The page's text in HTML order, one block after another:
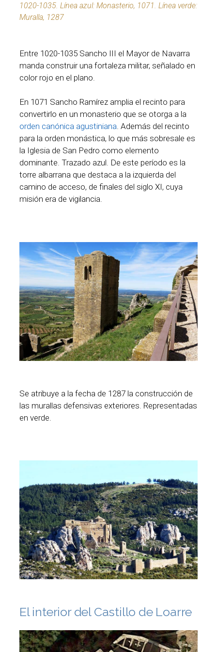
1020-1035. Línea azul: Monasterio, 1071. Línea verde:
Muralla, 1287
Entre 1020-1035 Sancho III el Mayor de Navarra
manda construir una fortaleza militar, señalado en
color rojo en el plano.
En 1071 Sancho Ramírez amplia el recinto para
convertirlo en un monasterio que se otorga a la
orden canónica agustiniana. Además del recinto
para la orden monástica, lo que más sobresale es
la Iglesia de San Pedro como elemento
dominante. Trazado azul. De este período es la
torre albarrana que destaca a la izquierda del
camino de acceso, de finales del siglo XI, cuya
misión era de vigilancia.
Se atribuye a la fecha de 1287 la construcción de
las murallas defensivas exteriores. Representadas
en verde.
El interior del Castillo de Loarre